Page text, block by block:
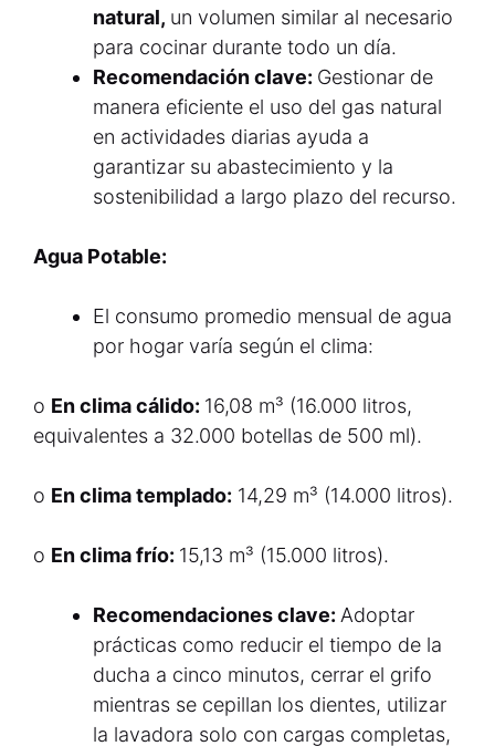
natural, un volumen similar al necesario
para cocinar durante todo un día.
Recomendación clave: Gestionar de
manera eficiente el uso del gas natural
en actividades diarias ayuda a
garantizar su abastecimiento y la
sostenibilidad a largo plazo del recurso.
Agua Potable:
El consumo promedio mensual de agua
por hogar varía según el clima:
o En clima cálido: 16,08 m³ (16.000 litros,
equivalentes a 32.000 botellas de 500 ml).
o En clima templado: 14,29 m³ (14.000 litros).
o En clima frío: 15,13 m³ (15.000 litros).
Recomendaciones clave: Adoptar
prácticas como reducir el tiempo de la
ducha a cinco minutos, cerrar el grifo
mientras se cepillan los dientes, utilizar
la lavadora solo con cargas completas,